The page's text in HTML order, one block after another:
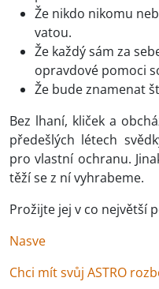
Že nikdo nikomu
vatou.
Že každý sám za
opravdové pomoci
Že bude znamenat
Bez lhaní, kliček a
předešlých létech
pro vlastní ochranu.
těží se z ní vyhrabeme.
Prožijte jej v co největší
Nasve
Chci mít svůj ASTRO